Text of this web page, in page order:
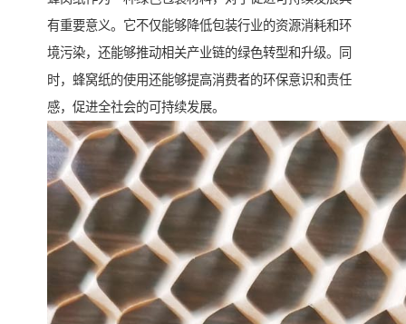
有重要意义。它不仅能够降低包装行业的资源消耗和环
境污染，还能够推动相关产业链的绿色转型和升级。同
时，蜂窝纸的使用还能够提高消费者的环保意识和责任
感，促进全社会的可持续发展。